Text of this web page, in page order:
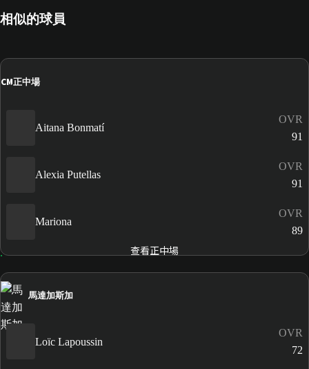
相似的球員
CM正中場
Aitana Bonmatí
OVR
91
Alexia Putellas
OVR
91
Mariona
OVR
89
查看正中場
馬達加斯加
Loïc Lapoussin
OVR
72